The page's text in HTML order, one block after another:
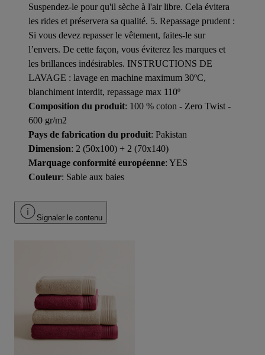
Suspendez-le pour qu'il sèche à l'air libre. Cela évitera
les rides et préservera sa qualité. 5. Repassage prudent :
Si vous devez repasser le vêtement, faites-le sur
l’envers. De cette façon, vous éviterez les marques et
les brillances indésirables. INSTRUCTIONS DE
LAVAGE : lavage en machine maximum 30ºC,
blanchiment interdit, repassage max 110º
Composition du produit: 100 % coton - Zero Twist -
600 gr/m2
Pays de fabrication du produit: Pakistan
Dimension: 2 (50x100) + 2 (70x140)
Marquage conformité européenne: YES
Couleur: Sable aux baies
Signaler le contenu